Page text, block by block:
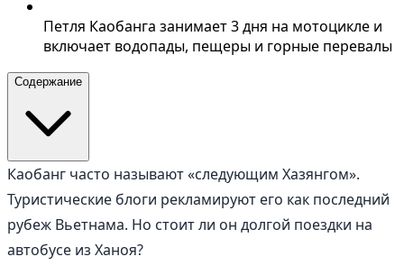
Петля Каобанга занимает 3 дня на мотоцикле и
включает водопады, пещеры и горные перевалы
Содержание
Каобанг часто называют «следующим Хазянгом».
Туристические блоги рекламируют его как последний
рубеж Вьетнама. Но стоит ли он долгой поездки на
автобусе из Ханоя?